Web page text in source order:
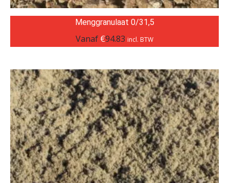
Menggranulaat 0/31,5
Vanaf €94.83 incl. BTW